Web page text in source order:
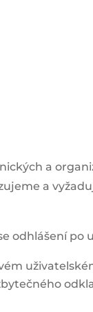
a
a
odhlášení po